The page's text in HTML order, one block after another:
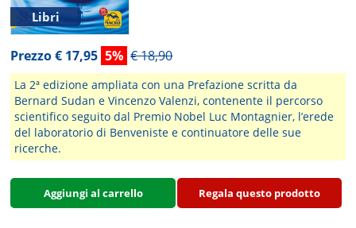
Libri
Prezzo € 17,95 5% € 18,90
La 2ª edizione ampliata con una Prefazione scritta da
Bernard Sudan e Vincenzo Valenzi, contenente il percorso
scientifico seguito dal Premio Nobel Luc Montagnier, l’erede
del laboratorio di Benveniste e continuatore delle sue
ricerche.
Aggiungi al carrello Regala questo prodotto